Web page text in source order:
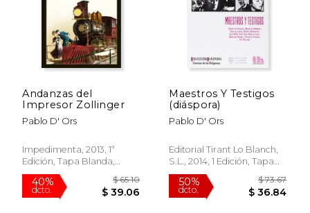
Andanzas del
Impresor Zollinger
Pablo D' Ors
Impedimenta, 2013, 1ª
Edición, Tapa Blanda,
Nuevo
Maestros Y Testigos
(diáspora)
Pablo D' Ors
Editorial Tirant Lo Blanch,
S.l., 2014, 1 Edición, Tapa
Blanda,Usado